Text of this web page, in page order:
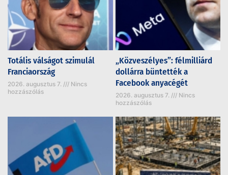
Totális válságot szimulál
Franciaország
2026. augusztus 7.
Nincs
hozzászólás
„Közveszélyes”: félmilliárd
dollárra büntették a
Facebook anyacégét
2026. augusztus 7.
Nincs
hozzászólás